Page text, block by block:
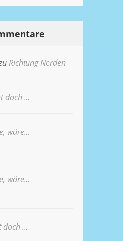
Richtung Norden
doch …
wäre…
wäre…
doch …